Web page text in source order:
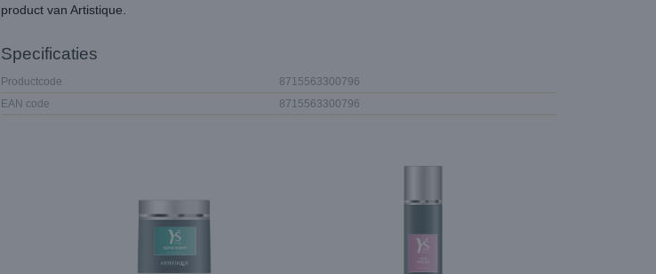
product van Artistique.
Specificaties
Productcode
8715563300796
EAN code
8715563300796